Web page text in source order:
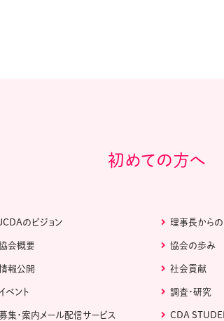
初めての方へ
JCDAのビジョン 理事長から
会概要 協会の歩み
報公開 社会貢献
イベント 調査・研究
募集・案内メール配信サービス CDA